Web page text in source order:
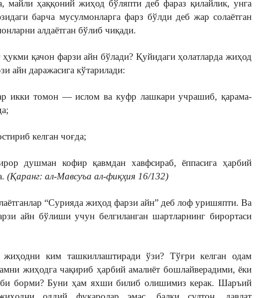
майли ҳаққоний жиҳод бўляпти деб фараз қилайлик, унга
барча мусулмонларга фарз бўлди деб жар солаётган
алдаётган бўлиб чиқади.
қачон фарзи айн бўлади? Қуйидаги ҳолатларда жиҳод
айн даражасига кўтарилади:
икки томон — ислом ва куфр лашкари учрашиб, қарама-
келган чоғда;
душман кофир қавмдан хавфсираб, ёппасига ҳарбий
(Қаранг: ал-Мавсуъа ал-фиқҳия 16/132)
“Сурияда жиҳод фарзи айн” деб лоф уришяпти. Ва
айн бўлиши учун белгиланган шартларнинг бирортаси
ким ташкиллаштиради ўзи? Тўғри келган одам
жиҳодга чақириб ҳарбий амалиёт бошлайверадими, ёки
борми? Буни ҳам яхши билиб олишимиз керак. Шаръий